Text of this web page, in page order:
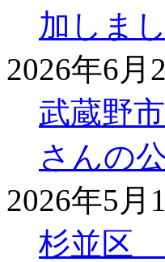
加しまし
2026年6月
武蔵野
さんの
2026年5月
杉並区